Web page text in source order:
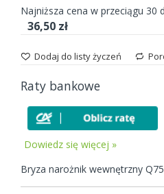
Najniższa cena w przeciągu 30
36,50 zł
Dodaj do listy życzeń
Raty bankowe
Dowiedz się więcej »
Bryza narożnik wewnętrzny